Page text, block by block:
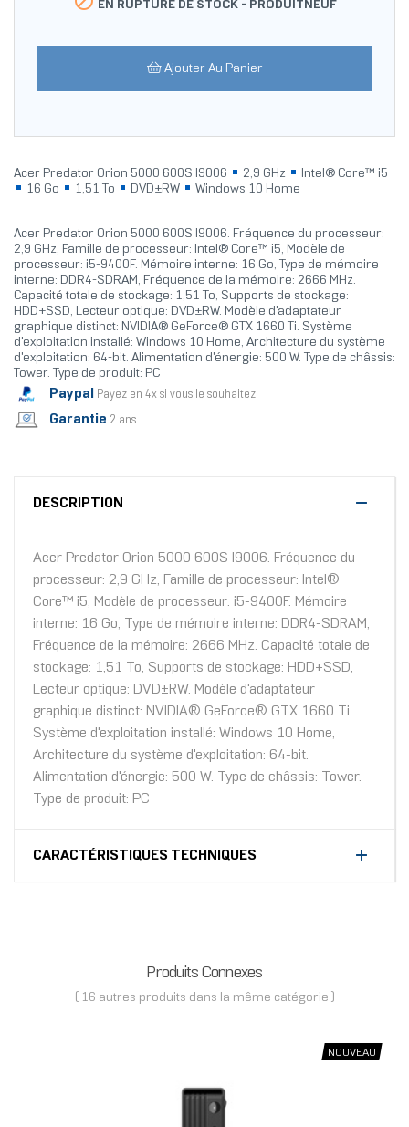
EN RUPTURE DE STOCK - PRODUITNEUF
Ajouter Au Panier
Acer Predator Orion 5000 600S I9006 2,9 GHz
Intel® Core™ i5
16 Go
1,51 To DVD±RW Windows 10 Home
Acer Predator Orion 5000 600S I9006. Fréquence du processeur:
2,9 GHz, Famille de processeur: Intel® Core™ i5, Modèle de
processeur: i5-9400F. Mémoire interne: 16 Go, Type de mémoire
interne: DDR4-SDRAM, Fréquence de la mémoire: 2666 MHz.
Capacité totale de stockage: 1,51 To, Supports de stockage:
HDD+SSD, Lecteur optique: DVD±RW. Modèle d'adaptateur
graphique distinct: NVIDIA® GeForce® GTX 1660 Ti. Système
d'exploitation installé: Windows 10 Home, Architecture du système
d'exploitation: 64-bit. Alimentation d'énergie: 500 W. Type de châssis:
Tower. Type de produit: PC
Paypal Payez en 4x si vous le souhaitez
Garantie 2 ans
DESCRIPTION
Acer Predator Orion 5000 600S I9006. Fréquence du
processeur: 2,9 GHz, Famille de processeur: Intel®
Core™ i5, Modèle de processeur: i5-9400F. Mémoire
interne: 16 Go, Type de mémoire interne: DDR4-SDRAM,
Fréquence de la mémoire: 2666 MHz. Capacité totale de
stockage: 1,51 To, Supports de stockage: HDD+SSD,
Lecteur optique: DVD±RW. Modèle d'adaptateur
graphique distinct: NVIDIA® GeForce® GTX 1660 Ti.
Système d'exploitation installé: Windows 10 Home,
Architecture du système d'exploitation: 64-bit.
Alimentation d'énergie: 500 W. Type de châssis: Tower.
Type de produit: PC
CARACTÉRISTIQUES TECHNIQUES
Produits Connexes
( 16 autres produits dans la même catégorie )
NOUVEAU